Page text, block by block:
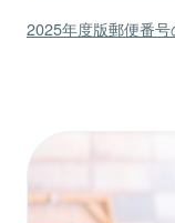
2025年度版郵便番号